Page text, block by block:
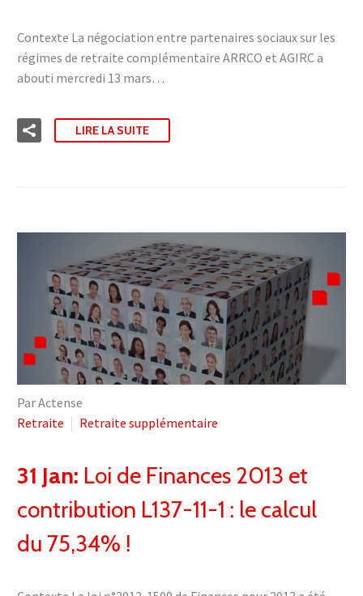
Contexte La négociation entre partenaires sociaux sur les
régimes de retraite complémentaire ARRCO et AGIRC a
abouti mercredi 13 mars…
LIRE LA SUITE
Par Actense
Retraite
Retraite supplémentaire
31 Jan: Loi de Finances 2013 et
contribution L137-11-1 : le calcul
du 75,34% !